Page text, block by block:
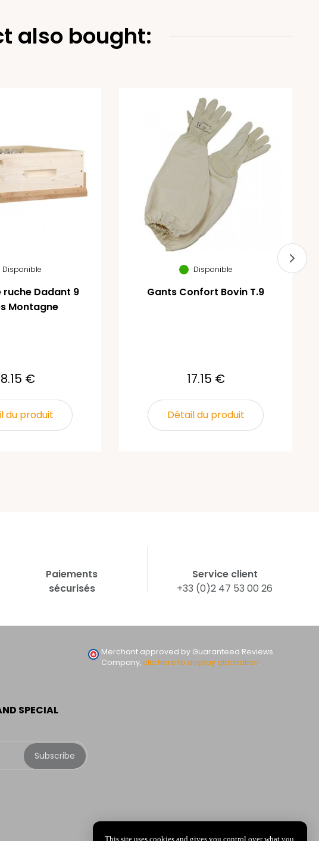
also bought:
Disponible
ruche Dadant 9
Montagne
€
du produit
Disponible
Gants Confort Bovin T.9
17.15 €
Détail du produit
Paiements
sécurisés
Service client
+33 (0)2 47 53 00 26
SPECIAL
Subscribe
Merchant approved by Guaranteed Reviews
Company,clic here to display attestation.
This site uses cookies and gives you control over what you